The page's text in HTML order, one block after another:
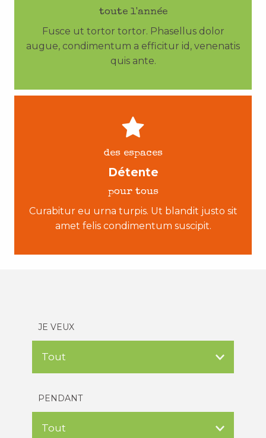
toute l'année
Fusce ut tortor tortor. Phasellus dolor
augue, condimentum a efficitur id, venenatis
quis ante.
des espaces
Détente
pour tous
Curabitur eu urna turpis. Ut blandit justo sit
amet felis condimentum suscipit.
JE VEUX
PENDANT